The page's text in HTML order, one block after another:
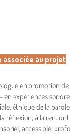
associée au projet
en promotion
en expériences
éthique de la
réflexion, à la
accessible,